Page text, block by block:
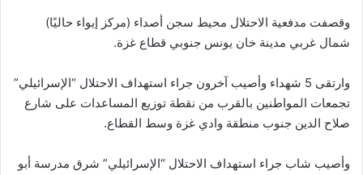
وقصفت مدفعية الاحتلال محيط سجن أصداء (مركز إيواء حاليًا)
شمال غربي مدينة خان يونس جنوبي قطاع غزة.
وارتقى 5 شهداء وأصيب آخرون جراء استهداف الاحتلال “الإسرائيلي”
تجمعات المواطنين بالقرب من نقطة توزيع المساعدات على شارع
صلاح الدين جنوب منطقة وادي غزة وسط القطاع.
وأصيب شاب جراء استهداف الاحتلال “الإسرائيلي” شرق مدرسة أبو